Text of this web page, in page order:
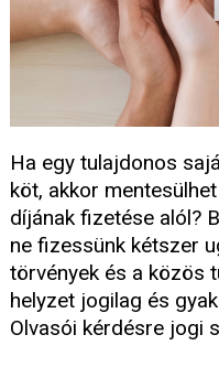
Ha egy tulajdonos
köt, akkor
díjának fizetése alól?
ne fizessünk kétszer
törvények és a közös
helyzet jogilag és
Olvasói kérdésre jogi